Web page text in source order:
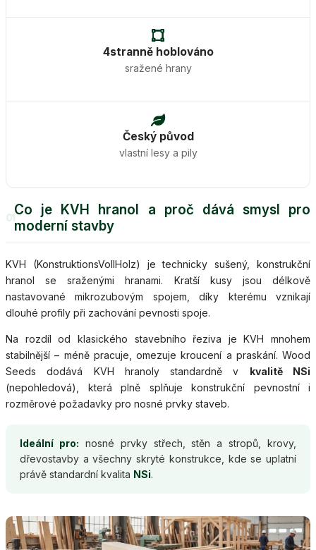
4stranně hoblováno
sražené hrany
Český původ
vlastní lesy a pily
01Co je KVH hranol a proč dává smysl pro
moderní stavby
KVH (KonstruktionsVollHolz) je technicky sušený, konstrukční
hranol se sraženými hranami. Kratší kusy jsou délkově
nastavované mikrozubovým spojem, díky kterému vznikají
dlouhé profily při zachování pevnosti spoje.
Na rozdíl od klasického stavebního řeziva je KVH mnohem
stabilnější – méně pracuje, omezuje kroucení a praskání. Wood
Seeds dodává KVH hranoly standardně v kvalitě NSi
(nepohledová), která plně splňuje konstrukční pevnostní i
rozměrové požadavky pro nosné prvky staveb.
Ideální pro: nosné prvky střech, stěn a stropů, krovy,
dřevostavby a všechny skryté konstrukce, kde se uplatní
právě standardní kvalita NSi.